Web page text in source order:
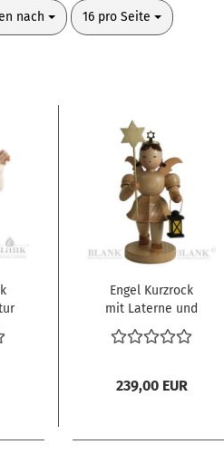
nach
nach 16 pro Seite
pro Seite
Engel Kurzrock
mit Laterne und
Stern, natur,
mittelgroß
239,00 EUR